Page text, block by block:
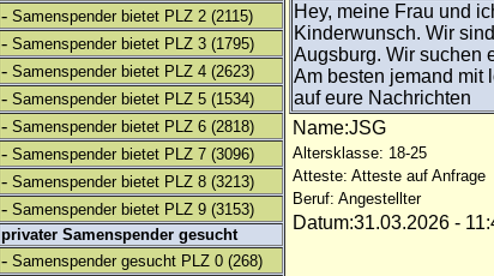
- Samenspender bietet PLZ 2 (2115)
- Samenspender bietet PLZ 3 (1795)
- Samenspender bietet PLZ 4 (2623)
- Samenspender bietet PLZ 5 (1534)
- Samenspender bietet PLZ 6 (2818)
- Samenspender bietet PLZ 7 (3096)
- Samenspender bietet PLZ 8 (3213)
- Samenspender bietet PLZ 9 (3153)
privater Samenspender gesucht
- Samenspender gesucht PLZ 0 (268)
Hey, meine Frau und
Kinderwunsch. Wir
Augsburg. Wir suchen
Am besten jemand mit
auf eure Nachrichten
Name:JSG
Altersklasse: 18-25
Atteste: Atteste auf Anfrage
Beruf: Angestellter
Datum:31.03.2026 -